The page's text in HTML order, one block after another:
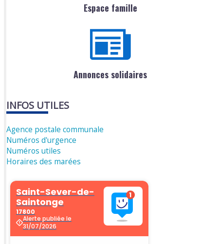
Espace famille
Annonces solidaires
INFOS UTILES
Agence postale communale
Numéros d'urgence
Numéros utiles
Horaires des marées